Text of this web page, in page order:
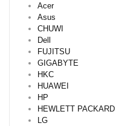
Acer
Asus
CHUWI
Dell
FUJITSU
GIGABYTE
HKC
HUAWEI
HP
HEWLETT PACKARD
LG